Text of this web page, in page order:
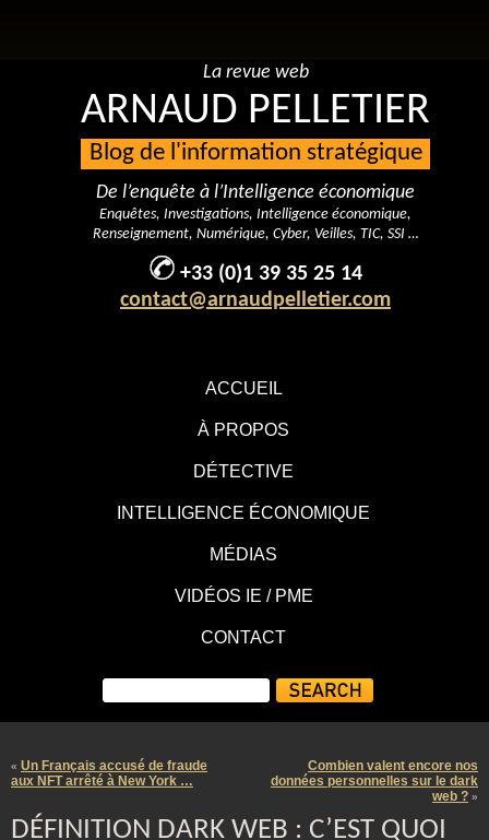
ACCUEIL
À PROPOS
DÉTECTIVE
INTELLIGENCE ÉCONOMIQUE
MÉDIAS
VIDÉOS IE / PME
CONTACT
La revue web
ARNAUD PELLETIER
Blog de l'information stratégique
De l’enquête à l’Intelligence économique
Enquêtes, Investigations, Intelligence économique,
Renseignement, Numérique, Cyber, Veilles, TIC, SSI …
+33 (0)1 39 35 25 14
contact@arnaudpelletier.com
« Un Français accusé de fraude
aux NFT arrêté à New York …
Combien valent encore nos
données personnelles sur le dark
web ? »
DÉFINITION DARK WEB : C’EST QUOI